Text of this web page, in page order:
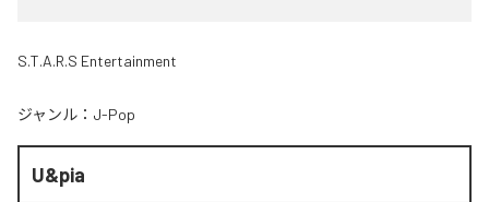
S.T.A.R.S Entertainment
ジャンル： J-Pop
U&pia